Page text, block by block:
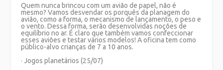
Quem nunca brincou com um avião de papel, não é
mesmo? Vamos desvendar os porquês da planagem do
avião, como a forma, o mecanismo de lançamento, o peso e
o vento. Dessa forma, serão desenvolvidas noções de
equilíbrio no ar. É claro que também vamos confeccionar
esses aviões e testar vários modelos! A oficina tem como
público-alvo crianças de 7 a 10 anos.
· Jogos planetários (25/07)